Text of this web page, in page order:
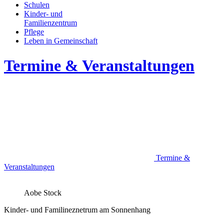
Schulen
Kinder- und
Familienzentrum
Pflege
Leben in Gemeinschaft
Termine & Veranstaltungen
Termine &
Veranstaltungen
Aobe Stock
Kinder- und Familineznetrum am Sonnenhang